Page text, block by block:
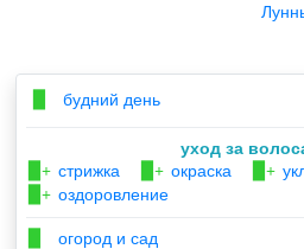
будний день
уход за
▉+ стрижка ▉+ окраска ▉+
▉+ оздоровление
огород и сад